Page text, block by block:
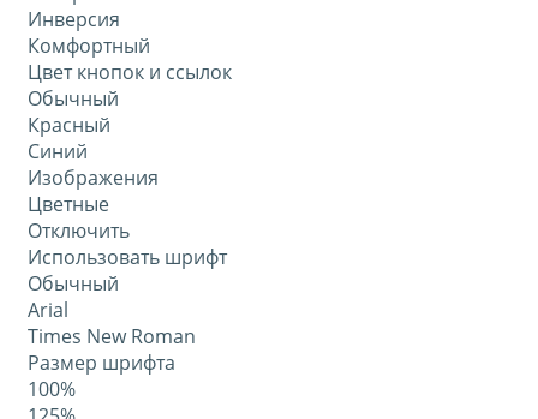
Инверсия
Комфортный
Цвет кнопок и ссылок
Обычный
Красный
Синий
Изображения
Цветные
Отключить
Использовать шрифт
Обычный
Arial
Times New Roman
Размер шрифта
100%